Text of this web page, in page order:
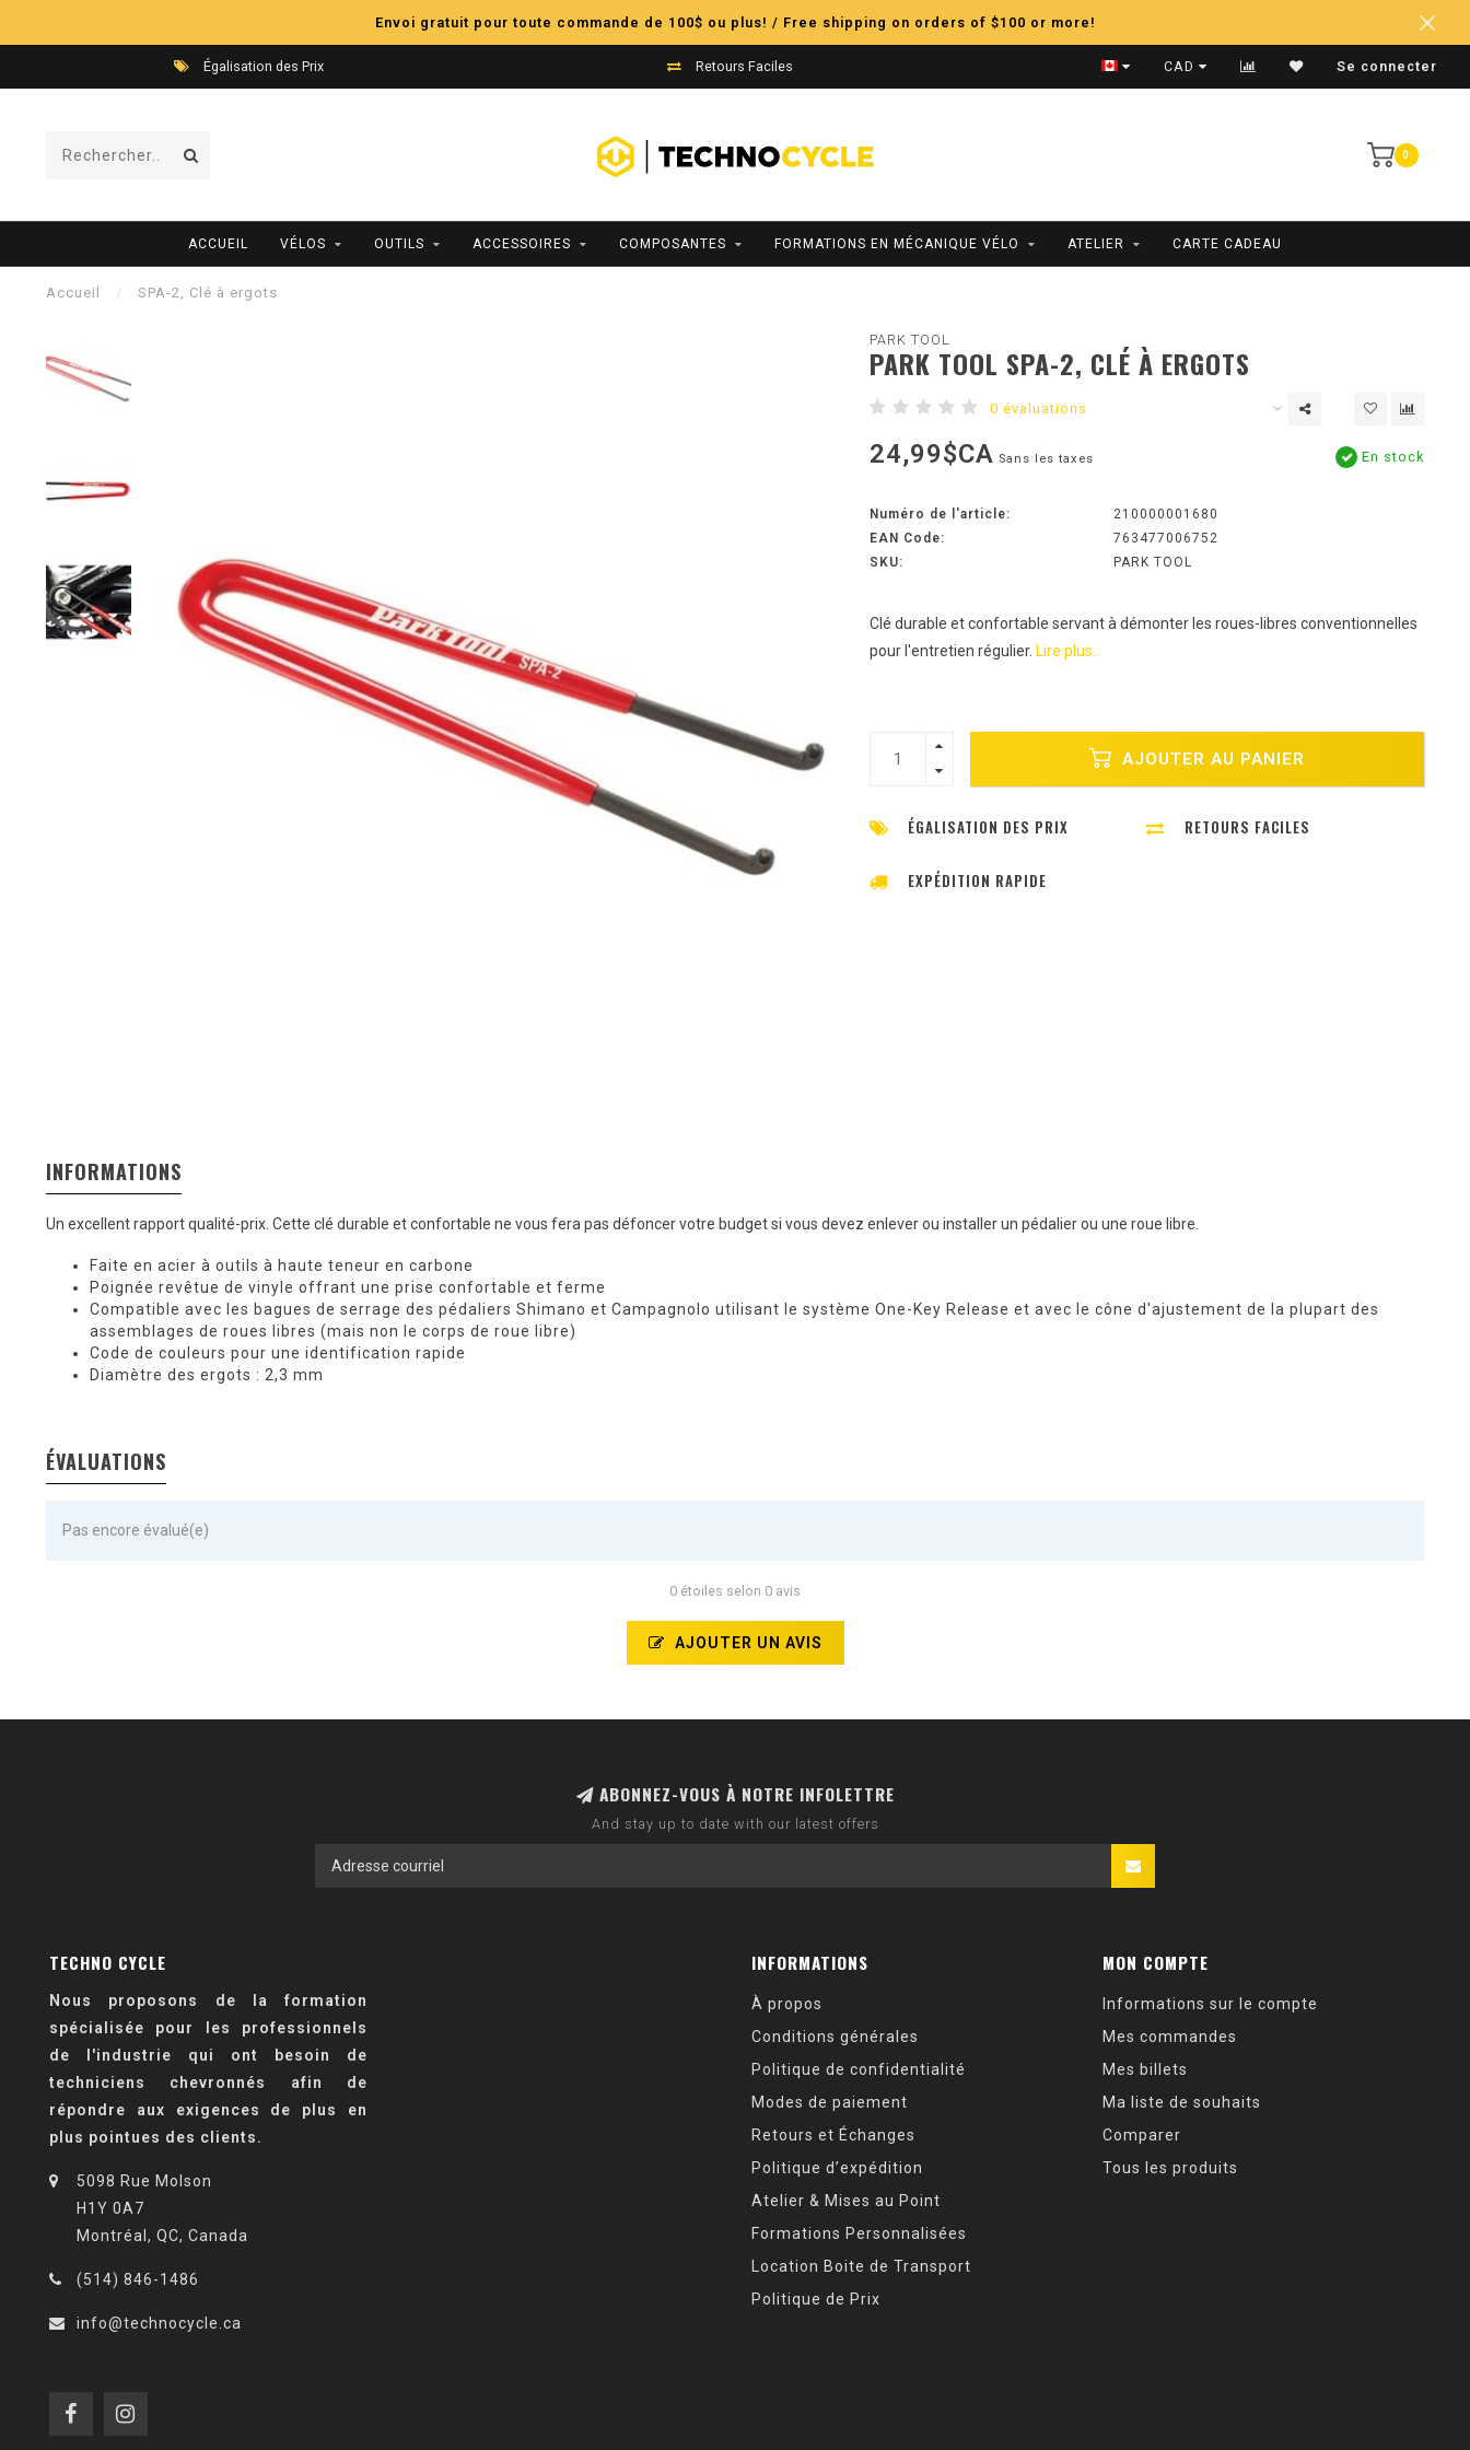
Envoi gratuit pour toute commande de 100$ ou plus! / Free shipping on orders of $100 or more!
Égalisation des Prix Retours Faciles Expédition Rapide
CAD Se connecter
0
ACCUEIL VÉLOS OUTILS ACCESSOIRES COMPOSANTES FORMATIONS EN MÉCANIQUE VÉLO ATELIER CARTE CADEAU
Accueil / SPA-2, Clé à ergots
PARK TOOL
PARK TOOL SPA-2, CLÉ À ERGOTS
0 évaluations
24,99$CA Sans les taxes En stock
Numéro de l'article:
210000001680
EAN Code:
763477006752
SKU:
PARK TOOL
Clé durable et confortable servant à démonter les roues-libres conventionnelles
pour l'entretien régulier. Lire plus..
AJOUTER AU PANIER
ÉGALISATION DES PRIX RETOURS FACILES
EXPÉDITION RAPIDE
INFORMATIONS
Un excellent rapport qualité-prix. Cette clé durable et confortable ne vous fera pas défoncer votre budget si vous devez enlever ou installer un pédalier ou une roue libre.
Faite en acier à outils à haute teneur en carbone
Poignée revêtue de vinyle offrant une prise confortable et ferme
Compatible avec les bagues de serrage des pédaliers Shimano et Campagnolo utilisant le système One-Key Release et avec le cône d'ajustement de la plupart des
assemblages de roues libres (mais non le corps de roue libre)
Code de couleurs pour une identification rapide
Diamètre des ergots : 2,3 mm
ÉVALUATIONS
Pas encore évalué(e)
0 étoiles selon 0 avis
AJOUTER UN AVIS
ABONNEZ-VOUS À NOTRE INFOLETTRE
And stay up to date with our latest offers
TECHNO CYCLE
Nous proposons de la formation
spécialisée pour les professionnels
de l'industrie qui ont besoin de
techniciens chevronnés afin de
répondre aux exigences de plus en
plus pointues des clients.
5098 Rue Molson
H1Y 0A7
Montréal, QC, Canada
(514) 846-1486
info@technocycle.ca
INFORMATIONS
À propos
Conditions générales
Politique de confidentialité
Modes de paiement
Retours et Échanges
Politique d’expédition
Atelier & Mises au Point
Formations Personnalisées
Location Boite de Transport
Politique de Prix
MON COMPTE
Informations sur le compte
Mes commandes
Mes billets
Ma liste de souhaits
Comparer
Tous les produits